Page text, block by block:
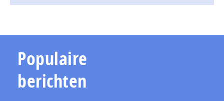
Populaire
berichten